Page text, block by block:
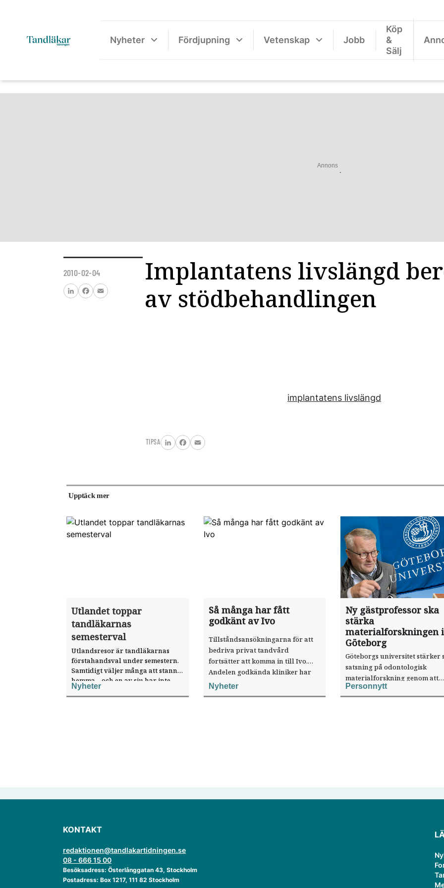
Nyheter Fördjupning Vetenskap Jobb
Köp
&
Sälj
Annons
2010-02-04
LinkedInFacebook
Email
Implantatens livslängd
av stödbehandlingen
implantatens livslängd
TIPSA
LinkedInFacebook
Email
Upptäck mer
Utlandet toppar
tandläkarnas
semesterval
Utlandsresor är tandläkarnas
förstahandsval under semestern.
Samtidigt väljer många att stanna
hemma – och en av sju har inte
haft någon sommarledighet alls,
enligt "månadens fråga".
Nyheter
Så många har fått
godkänt av Ivo
Tillståndsansökningarna för att
bedriva privat tandvård
fortsätter att komma in till Ivo.
Andelen godkända kliniker har
ökat, visar nya siffror.
Nyheter
Ny gästprofessor ska
stärka
materialforskningen i
Göteborg
Göteborgs universitet stärker
satsning på odontologisk
materialforskning genom att
knyta forskaren Pekka Vallittu
verksamheten som
Personnytt
KONTAKT
redaktionen@tandlakartidningen.se
08 - 666 15 00
Besöksadress: Österlånggatan 43, Stockholm
Postadress: Box 1217, 111 82 Stockholm